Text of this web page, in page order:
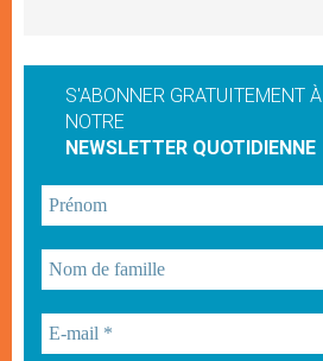
S'ABONNER GRATUITEMENT À
NOTRE
NEWSLETTER QUOTIDIENNE